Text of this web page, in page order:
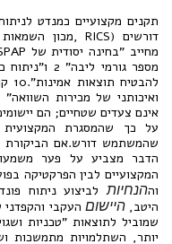
תקנים מקצועיים כמנדט
מספר גורמי
אינם צעדים שטחיים; הם
על כך שהמסגרת
שהמשתמש דורש.אם
הדבר מצביע על פער
המקצועיים לבין הפרקטיקה
וההנחיותלביצוע ניתוח
היטב,היישום העקבי
שמוביל לתוצאות "טכניות
יותר, השתלמויות מתמשכות